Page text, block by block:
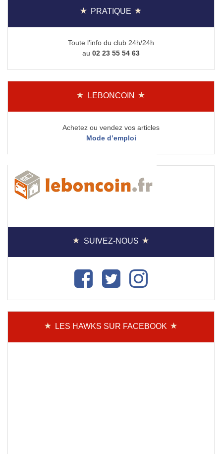
PRATIQUE
Toute l'info du club 24h/24h
au 02 23 55 54 63
LEBONCOIN
Achetez ou vendez vos articles
Mode d’emploi
SUIVEZ-NOUS
LES HAWKS SUR FACEBOOK